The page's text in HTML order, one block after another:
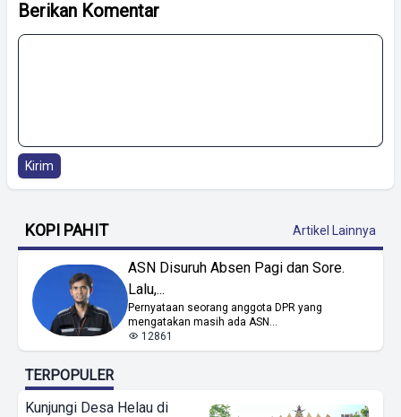
Berikan Komentar
Kirim
KOPI PAHIT Artikel Lainnya
ASN Disuruh Absen Pagi dan Sore.
Lalu,...
Pernyataan seorang anggota DPR yang
mengatakan masih ada ASN...
12861
TERPOPULER
Kunjungi Desa Helau di